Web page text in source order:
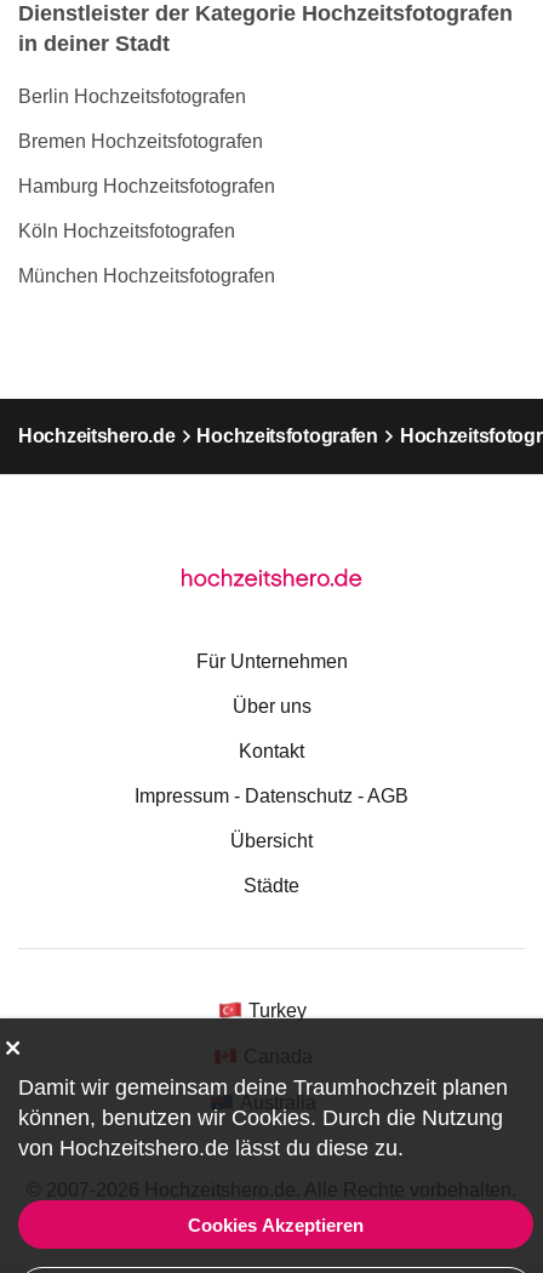
Dienstleister der Kategorie Hochzeitsfotografen
in deiner Stadt
Berlin Hochzeitsfotografen
Bremen Hochzeitsfotografen
Hamburg Hochzeitsfotografen
Köln Hochzeitsfotografen
München Hochzeitsfotografen
Hochzeitshero.de Hochzeitsfotografen
Für Unternehmen
Über uns
Kontakt
Impressum - Datenschutz - AGB
Übersicht
Städte
Turkey
Damit wir gemeinsam deine Traumhochzeit planen
können, benutzen wir Cookies. Durch die Nutzung
von Hochzeitshero.de lässt du diese zu.
Cookies Akzeptieren